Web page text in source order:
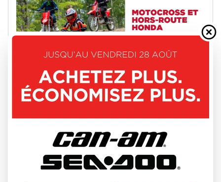
Offres Motos Hors-Route Honda - Août 2026
L’offre prend fin le 31 août 2026